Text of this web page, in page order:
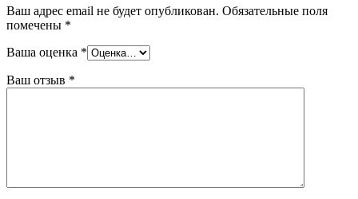
Ваш адрес email не будет опубликован. Обязательные поля
помечены *
Ваша оценка *
Ваш отзыв *